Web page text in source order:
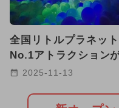
2024年9月のイベ
2025年5月のイベ
2025年2月のイベ
2025年7月のイベ
全国リトルプラネッ
No.1アトラクション
ーアル 没入型の新体
2025-11-13